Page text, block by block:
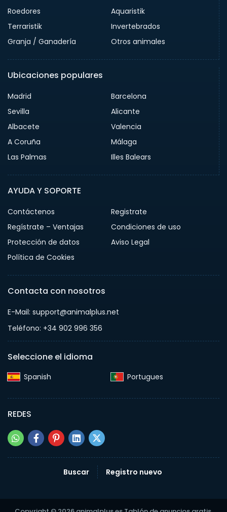
Roedores
Aquaristik
Terraristik
Invertebrados
Granja / Ganadería
Otros animales
Ubicaciones populares
Madrid
Barcelona
Sevilla
Alicante
Albacete
Valencia
A Coruña
Málaga
Las Palmas
Illes Balears
AYUDA Y SOPORTE
Contáctenos
Registrate
Regístrate – Ventajas
Condiciones de uso
Protección de datos
Aviso Legal
Política de Cookies
Contacta con nosotros
E-Mail: support@animalplus.net
Teléfono: +34 902 996 356
Seleccione el idioma
Spanish‎ Portugues‎
REDES
Buscar Registro nuevo